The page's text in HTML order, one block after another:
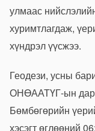
улмаас
хуримтлагдаж,
хүндрэл үүсжээ.
Геодези, усны
ОНӨААТҮГ-ын
Бөмбөгөрийн
хэсэгт өглөөний